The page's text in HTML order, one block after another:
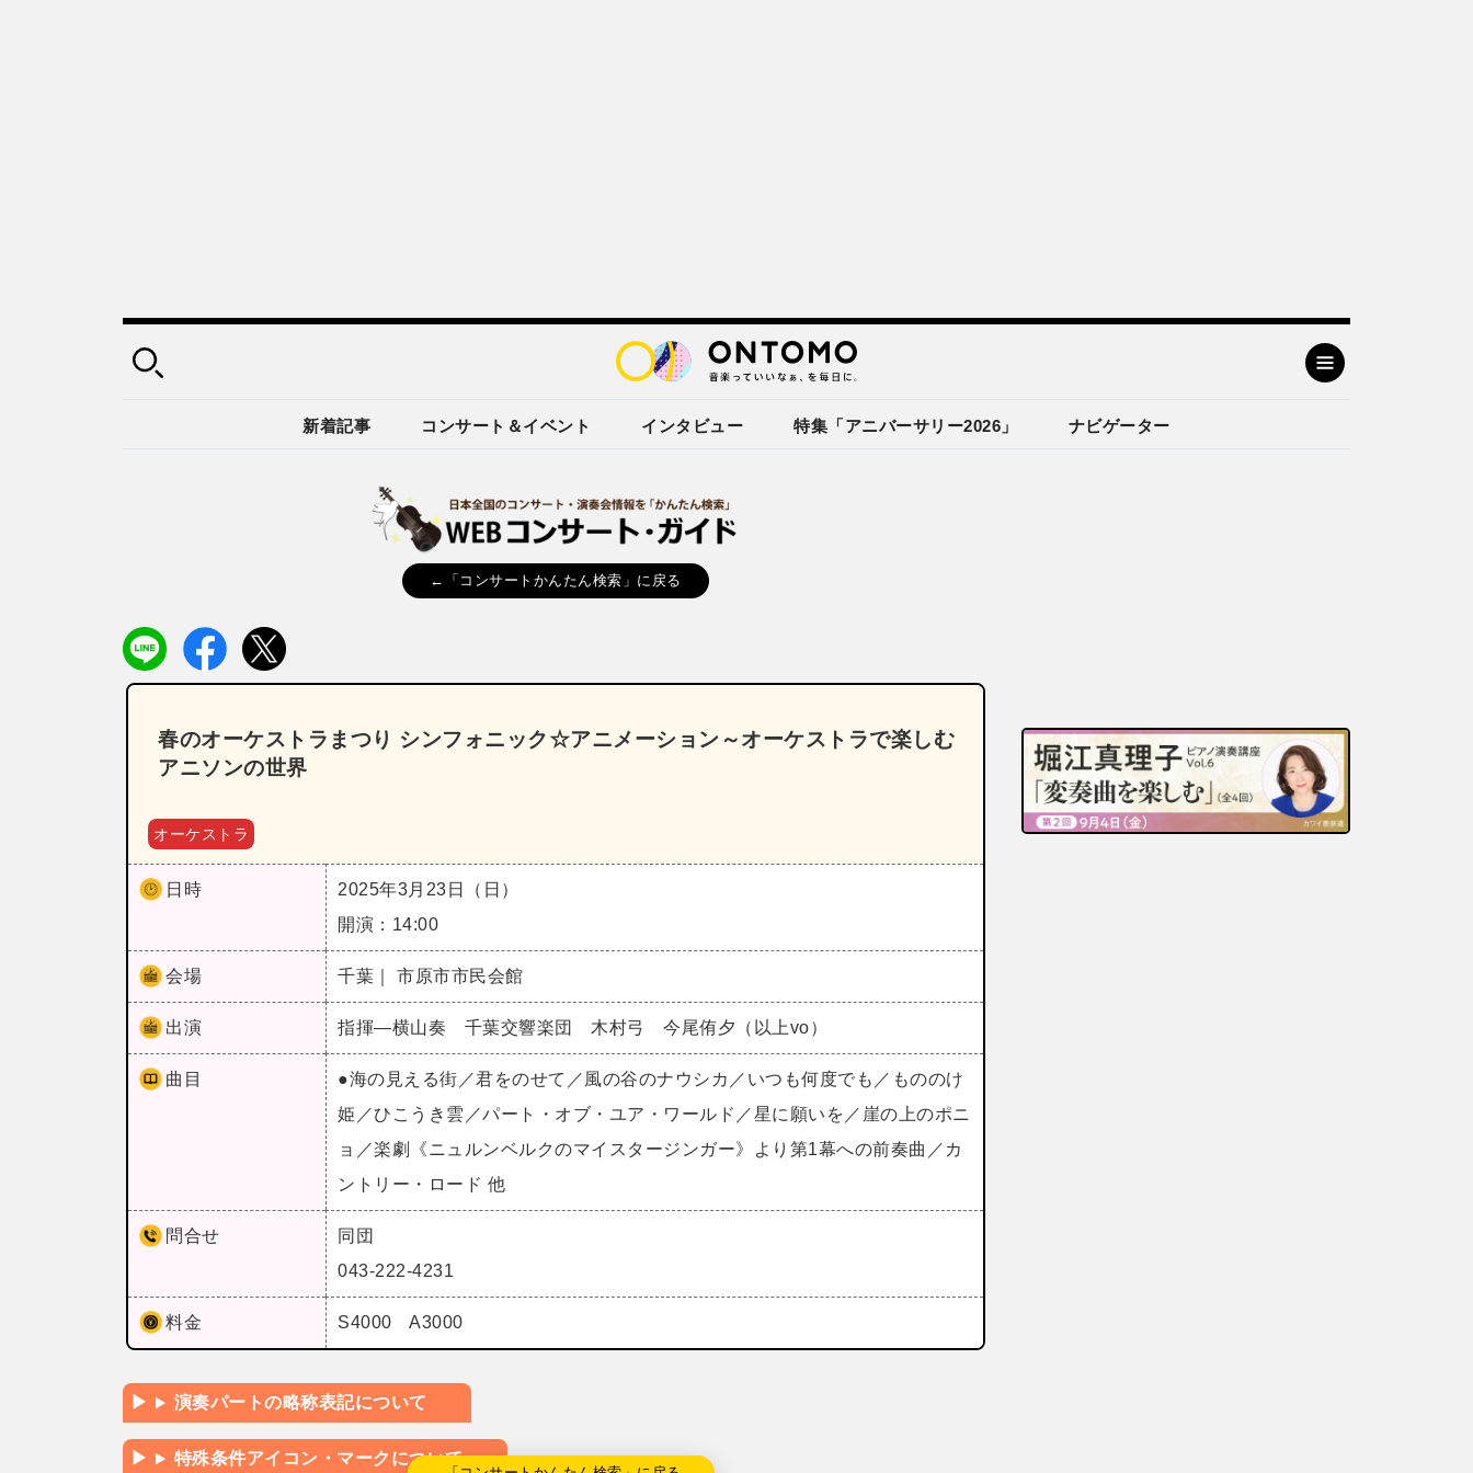
新着記事 コンサート＆イベント インタビュー 特集「アニバーサリー2026」 ナビゲーター
←「コンサートかんたん検索」に戻る
春のオーケストラまつり シンフォニック☆アニメーション～オーケストラで楽しむ
アニソンの世界
オーケストラ
日時
2025年3月23日（日）
開演：14:00
会場 千葉｜ 市原市市民会館
出演 指揮―横山奏 千葉交響楽団 木村弓 今尾侑夕（以上vo）
曲目
●海の見える街／君をのせて／風の谷のナウシカ／いつも何度でも／もののけ
姫／ひこうき雲／パート・オブ・ユア・ワールド／星に願いを／崖の上のポニ
ョ／楽劇《ニュルンベルクのマイスタージンガー》より第1幕への前奏曲／カ
ントリー・ロード 他
問合せ
同団
043-222-4231
料金 S4000 A3000
演奏パートの略称表記について
特殊条件アイコン・マークについて